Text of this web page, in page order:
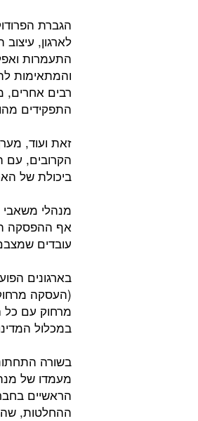
הגברת
לארגון,
התעמרות
והמתאימות
רבים אחרים,
התפקידים
זאת ועוד,
הקרובים, עם
ביכולת של
מנהלי משאבי
אף ההפסקה
עובדים
בארגונים
(העסקה
מרחוק עם כל
במכלול
מעמדו של
הראשיים
ההחלטות,